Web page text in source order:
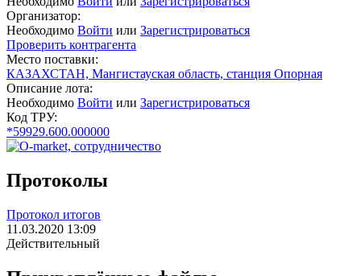
Организатор:
Необходимо Войти или Зарегистрироваться
Проверить контрагента
Место поставки:
КАЗАХСТАН, Мангистауская область, станция Опорная
Описание лота:
Необходимо Войти или Зарегистрироваться
Код ТРУ:
*59929.600.000000
Протоколы
Протокол итогов
11.03.2020 13:09
Действительный